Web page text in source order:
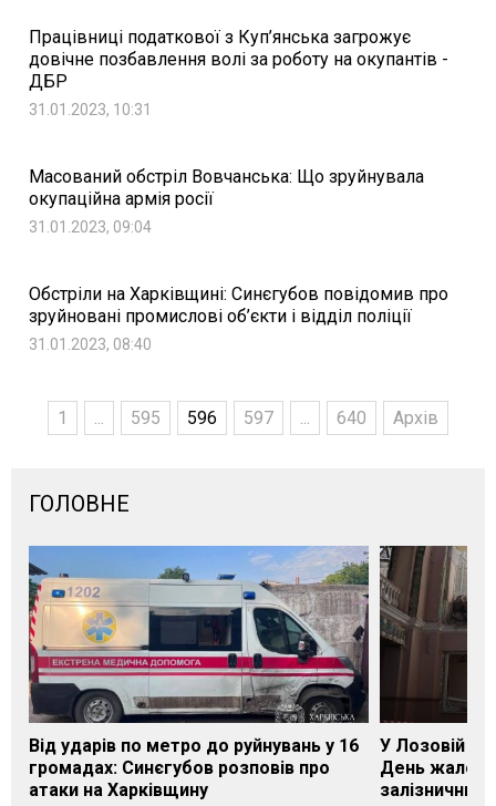
Працівниці податкової з Куп’янська загрожує
довічне позбавлення волі за роботу на окупантів -
ДБР
31.01.2023, 10:31
Масований обстріл Вовчанська: Що зруйнувала
окупаційна армія росії
31.01.2023, 09:04
Обстріли на Харківщині: Синєгубов повідомив про
зруйновані промислові об’єкти і відділ поліції
31.01.2023, 08:40
1 ... 595 596 597 ... 640 Архів
ГОЛОВНЕ
Від ударів по метро до руйнувань у 16
громадах: Синєгубов розповів про
атаки на Харківщину
У Лозовій на
День